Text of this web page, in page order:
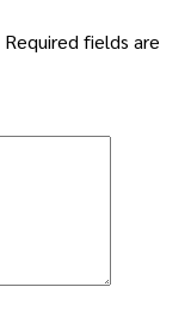
Required fields are